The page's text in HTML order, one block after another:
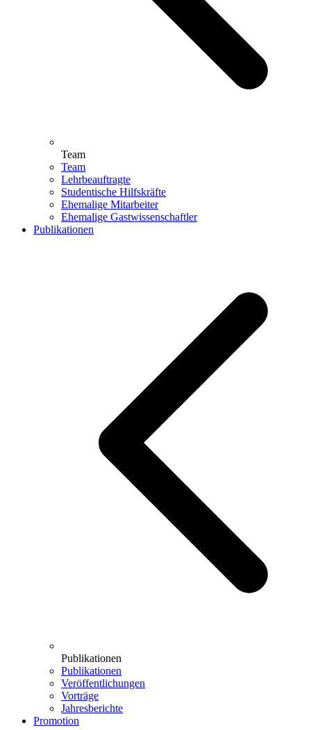
Team
Team
Lehrbeauftragte
Studentische Hilfskräfte
Ehemalige Mitarbeiter
Ehemalige Gastwissenschaftler
Publikationen
Publikationen
Publikationen
Veröffentlichungen
Vorträge
Jahresberichte
Promotion